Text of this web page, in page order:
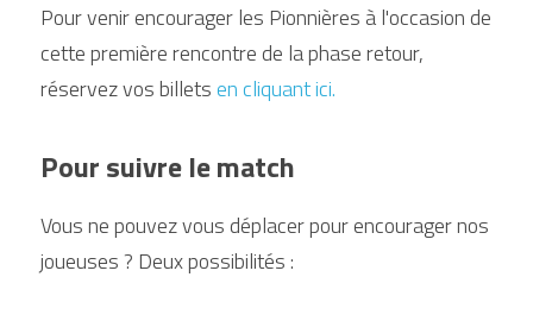
Pour venir encourager les Pionnières à l'occasion de
cette première rencontre de la phase retour,
réservez vos billetsen cliquant ici.
Pour suivre le match
Vous ne pouvez vous déplacer pour encourager nos
joueuses ? Deux possibilités :